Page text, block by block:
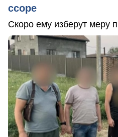
ссоре
Скоро ему изберут меру